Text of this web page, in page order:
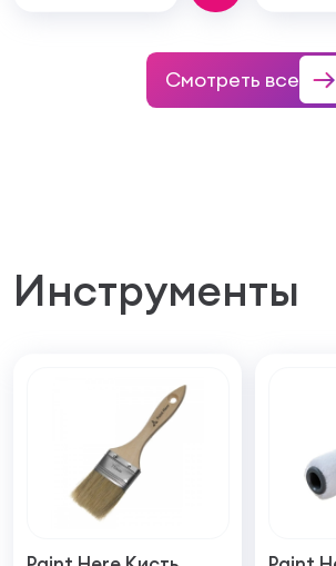
Смотреть все
Инструменты